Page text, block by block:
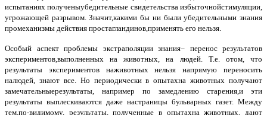
испытаниях полученыубедительные свидетельства избыточнойстимуляции,
угрожающей разрывом. Значит,какими бы ни были убедительными знания
промеханизмы действия простагландинов,применять его нельзя.
Особый аспект проблемы экстраполяции знания– перенос результатов
экспериментов,выполненных на животных, на людей. Т.е. отом, что
результаты экспериментов наживотных нельзя напрямую переносить
налюдей, знают все. Но периодически в опытахна животных получают
замечательныерезультаты, например по замедлению старения,и эти
результаты выплескиваются даже настраницы бульварных газет. Между
тем,по-видимому, результаты, полученные в опытахна животных, дают